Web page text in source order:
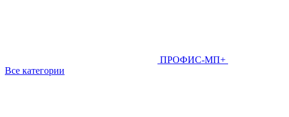
ПРОФИС-МП+
Все категории